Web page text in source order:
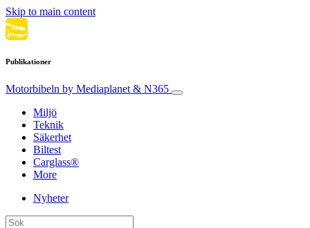
Skip to main content
Publikationer
Motorbibeln by Mediaplanet & N365
Miljö
Teknik
Säkerhet
Biltest
Carglass®
More
Nyheter